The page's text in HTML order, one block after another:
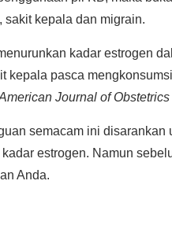
sakit kepala dan migrain.
kadar estrogen
kepala pasca
Journal of
semacam ini disarankan
estrogen. Namun
Anda.